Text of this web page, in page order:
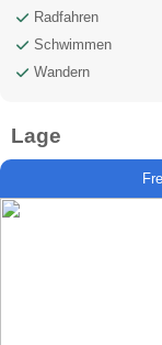
Radfahren
Schwimmen
Wandern
Lage